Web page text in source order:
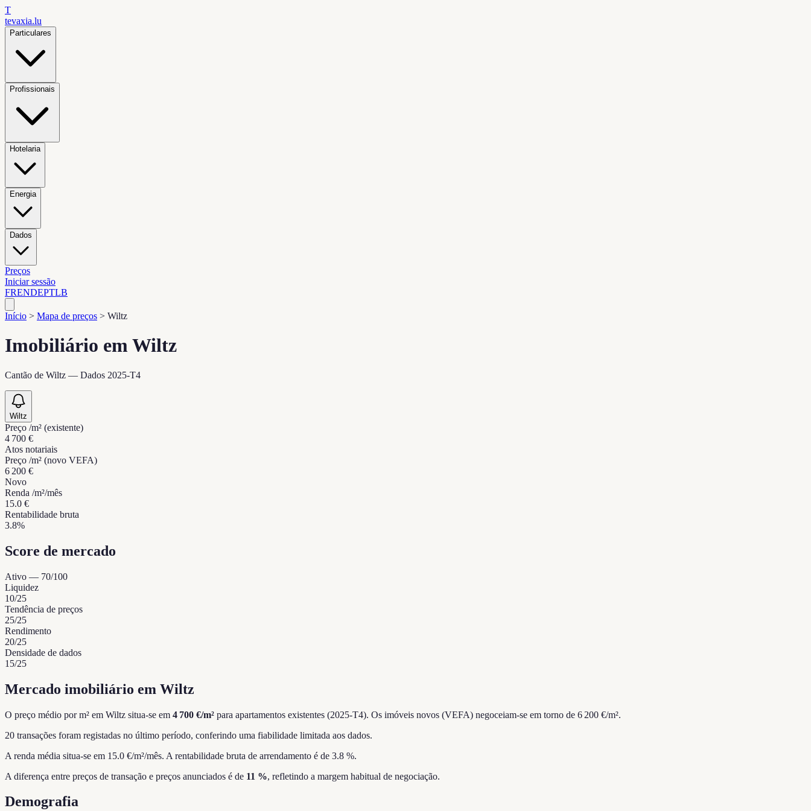
T
tevaxia.lu
Particulares
Profissionais
Hotelaria
Energia
Dados
Preços
Iniciar sessão
FRENDEPTLB
Início > Mapa de preços > Wiltz
Imobiliário em Wiltz
Cantão de Wiltz — Dados 2025-T4
Wiltz
Preço /m² (existente)
4 700 €
Atos notariais
Preço /m² (novo VEFA)
6 200 €
Novo
Renda /m²/mês
15.0 €
Rentabilidade bruta
3.8%
Score de mercado
Ativo — 70/100
Liquidez
10/25
Tendência de preços
25/25
Rendimento
20/25
Densidade de dados
15/25
Mercado imobiliário em Wiltz
O preço médio por m² em Wiltz situa-se em 4 700 €/m² para apartamentos existentes (2025-T4). Os imóveis novos (VEFA) negoceiam-se em torno de 6 200 €/m².
20 transações foram registadas no último período, conferindo uma fiabilidade limitada aos dados.
A renda média situa-se em 15.0 €/m²/mês. A rentabilidade bruta de arrendamento é de 3.8 %.
A diferença entre preços de transação e preços anunciados é de 11 %, refletindo a margem habitual de negociação.
Demografia